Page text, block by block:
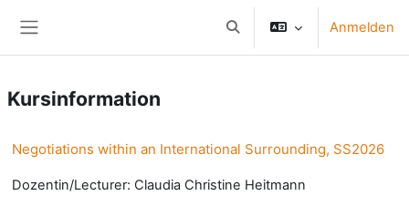
Sucheingabe umschalten
Anmelden
Kursinformation
Negotiations within an International Surrounding, SS2026
Dozentin/Lecturer: Claudia Christine Heitmann